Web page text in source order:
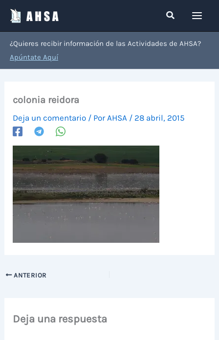
contenido
Buscar
¿Quieres recibir información de las Actividades de AHSA?
Apúntate Aquí
colonia reidora
Deja un comentario / Por AHSA / 28 abril, 2015
ANTERIOR
Deja una respuesta